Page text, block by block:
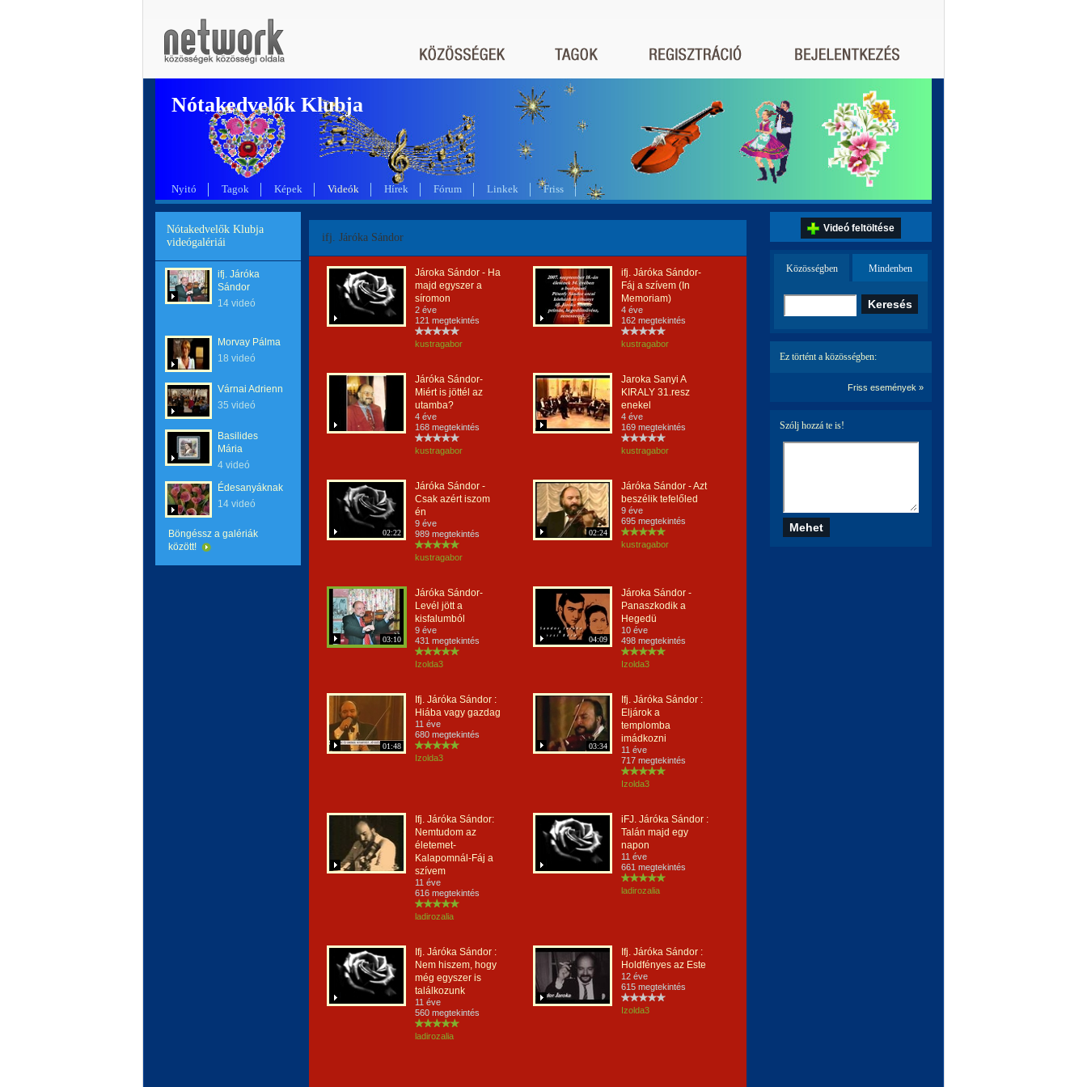
Nótakedvelők Klubja
Nyitó Tagok Képek Videók Hírek Fórum Linkek Friss
Nótakedvelők Klubja
videógalériái
ifj. Járóka
Sándor
14 videó
Morvay Pálma
18 videó
Várnai Adrienn
35 videó
Basilides
Mária
4 videó
Édesanyáknak
14 videó
Böngéssz a galériák
között!
ifj. Járóka Sándor
Jároka Sándor - Ha
majd egyszer a
síromon
2 éve
121 megtekintés
kustragabor
ifj. Járóka Sándor-
Fáj a szívem (In
Memoriam)
4 éve
162 megtekintés
kustragabor
Járóka Sándor-
Miért is jöttél az
utamba?
4 éve
168 megtekintés
kustragabor
Jaroka Sanyi A
KIRALY 31.resz
enekel
4 éve
169 megtekintés
kustragabor
02:22
Járóka Sándor -
Csak azért iszom
én
9 éve
989 megtekintés
kustragabor
02:24
Járóka Sándor - Azt
beszélik tefelőled
9 éve
695 megtekintés
kustragabor
03:10
Járóka Sándor-
Levél jött a
kisfalumból
9 éve
431 megtekintés
Izolda3
04:09
Jároka Sándor -
Panaszkodik a
Hegedü
10 éve
498 megtekintés
Izolda3
01:48
Ifj. Járóka Sándor :
Hiába vagy gazdag
11 éve
680 megtekintés
Izolda3
03:34
Ifj. Járóka Sándor :
Eljárok a
templomba
imádkozni
11 éve
717 megtekintés
Izolda3
Ifj. Járóka Sándor:
Nemtudom az
életemet-
Kalapomnál-Fáj a
szívem
11 éve
616 megtekintés
ladirozalia
iFJ. Járóka Sándor :
Talán majd egy
napon
11 éve
661 megtekintés
ladirozalia
Ifj. Járóka Sándor :
Nem hiszem, hogy
még egyszer is
találkozunk
11 éve
560 megtekintés
ladirozalia
Ifj. Járóka Sándor :
Holdfényes az Este
12 éve
615 megtekintés
Izolda3
Videó feltöltése
Közösségben Mindenben
Ez történt a közösségben:
Friss események »
Szólj hozzá te is!